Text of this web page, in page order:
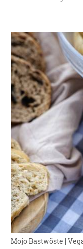
Mojo Bastwöste |